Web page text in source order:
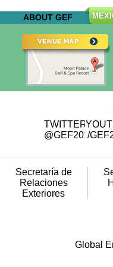
ABOUT GEF
TWITTER
@GEF2014
/
Secretaría de
Relaciones
Exteriores
Global